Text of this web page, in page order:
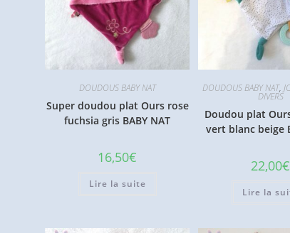
DOUDOUS BABY NAT
Super doudou plat Ours rose
fuchsia gris BABY NAT
16,50€
Lire la suite
DOUDOUS BABY NAT,
DIVERS
Doudou plat
vert blanc beige
22,00€
Lire la